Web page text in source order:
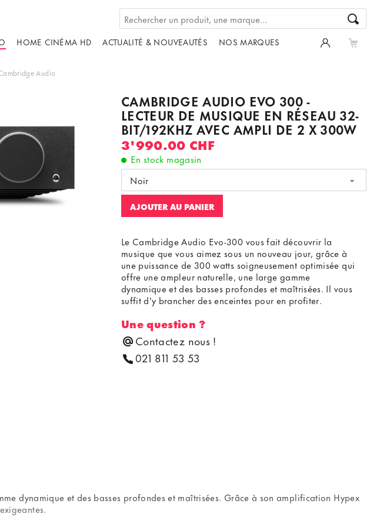
HOME CINÉMA HD ACTUALITÉ & NOUVEAUTÉS NOS MARQUES
Audio
CAMBRIDGE AUDIO EVO 300 -
LECTEUR DE MUSIQUE EN RÉSEAU 32-
BIT/192KHZ AVEC AMPLI DE 2 X 300W
3'990.00 CHF
En stock magasin
Noir
AJOUTER AU PANIER
de
Le Cambridge Audio Evo-300 vous fait découvrir la
musique que vous aimez sous un nouveau jour, grâce à
une puissance de 300 watts soigneusement optimisée qui
offre une ampleur naturelle, une large gamme
dynamique et des basses profondes et maîtrisées. Il vous
suffit d'y brancher des enceintes pour en profiter.
Une question ?
Contactez nous !
021 811 53 53
dynamique et des basses profondes et maîtrisées. Grâce à son amplification Hypex